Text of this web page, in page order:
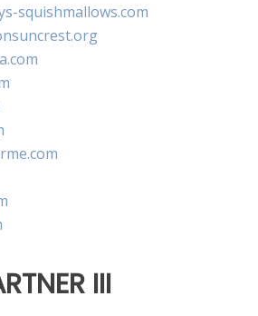
squishmallows.com
III